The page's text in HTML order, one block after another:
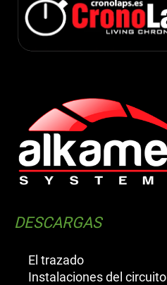
DESCARGAS
El trazado
Instalaciones del circuito